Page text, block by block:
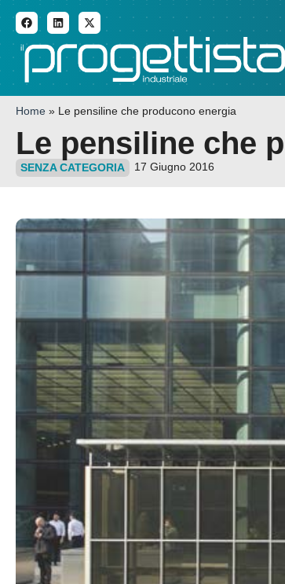
ADDITIVE
Home » Le pensiline che producono energia
Le pensiline che
SENZA CATEGORIA 17 Giugno 2016